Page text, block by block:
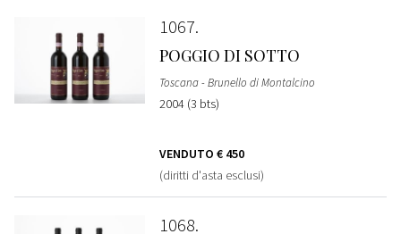
1067
POGGIO DI SOTTO
Toscana - Brunello di Montalcino
2004 (3 bts)
VENDUTO € 450
(diritti d'asta esclusi)
1068